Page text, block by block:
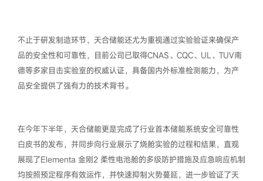
不止于研发制造环节，天合储能还尤为重视通过实验验证来确保产
品的安全性和可靠性，目前公司已取得CNAS、CQC、UL、TUV南
德等多家目击实验室的权威认证，具备国内外标准检测能力，为产
品安全提供了强有力的技术背书。
在今年下半年，天合储能更是完成了行业首本储能系统安全可靠性
白皮书的发布，并同步向行业展示了烧舱实验的过程和结果，直观
展现了Elementa 金刚2 柔性电池舱的多级防护措施及应急响应机制
均按照预定程序有效运作，并快速抑制火势蔓延，进一步验证了天